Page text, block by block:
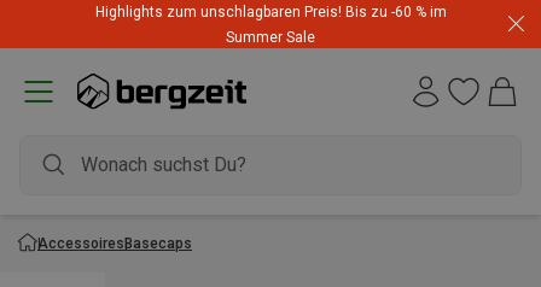
Highlights zum unschlagbaren Preis! Bis zu -60 % im
Summer Sale
AccessoiresBasecaps